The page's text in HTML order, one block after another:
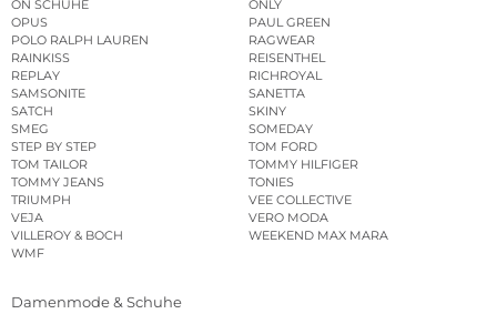
ON SCHUHE
ONLY
OPUS
PAUL GREEN
POLO RALPH LAUREN
RAGWEAR
RAINKISS
REISENTHEL
REPLAY
RICHROYAL
SAMSONITE
SANETTA
SATCH
SKINY
SMEG
SOMEDAY
STEP BY STEP
TOM FORD
TOM TAILOR
TOMMY HILFIGER
TOMMY JEANS
TONIES
TRIUMPH
VEE COLLECTIVE
VEJA
VERO MODA
VILLEROY & BOCH
WEEKEND MAX MARA
WMF
Damenmode & Schuhe